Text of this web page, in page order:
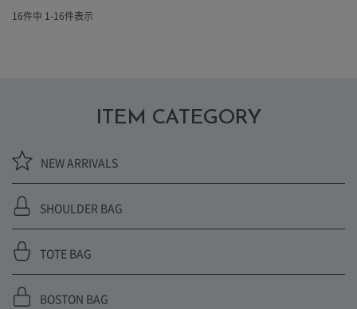
16件中 1-16件表示
ITEM CATEGORY
NEW ARRIVALS
SHOULDER BAG
TOTE BAG
BOSTON BAG